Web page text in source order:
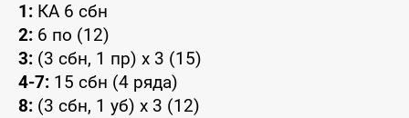
1: КА 6 сбн
2: 6 по (12)
3: (3 сбн, 1 пр) x 3 (15)
4-7: 15 сбн (4 ряда)
8: (3 сбн, 1 уб) x 3 (12)